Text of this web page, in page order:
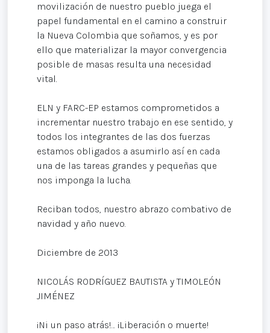
movilización de nuestro pueblo juega el
papel fundamental en el camino a construir
la Nueva Colombia que soñamos, y es por
ello que materializar la mayor convergencia
posible de masas resulta una necesidad
vital.
ELN y FARC-EP estamos comprometidos a
incrementar nuestro trabajo en ese sentido, y
todos los integrantes de las dos fuerzas
estamos obligados a asumirlo así en cada
una de las tareas grandes y pequeñas que
nos imponga la lucha.
Reciban todos, nuestro abrazo combativo de
navidad y año nuevo.
Diciembre de 2013
NICOLÁS RODRÍGUEZ BAUTISTA y TIMOLEÓN
JIMÉNEZ
¡Ni un paso atrás!… ¡Liberación o muerte!